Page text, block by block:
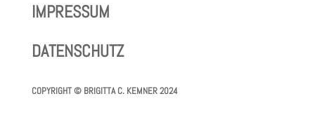
IMPRESSUM
DATENSCHUTZ
COPYRIGHT©BRIGITTA C. KEMNER 2024